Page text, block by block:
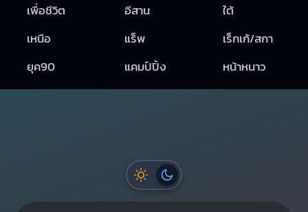
เพื่อชีวิต
อีสาน
ใต้
เหนือ
แร็พ
เร็กเก้/สกา
ยุค90
แคมป์ปิ้ง หน้าหนาว